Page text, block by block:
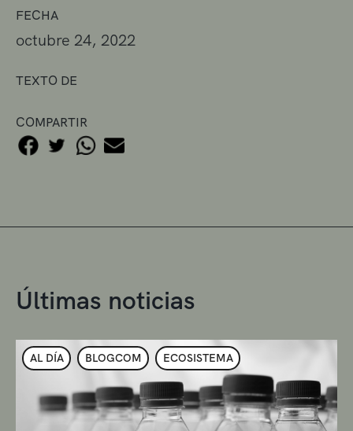
FECHA
octubre 24, 2022
TEXTO DE
COMPARTIR
Últimas noticias
AL DÍA BLOGCOM ECOSISTEMA